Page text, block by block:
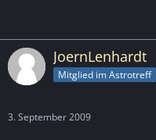
JoernLenhardt
Mitglied im Astrotreff
3. September 2009